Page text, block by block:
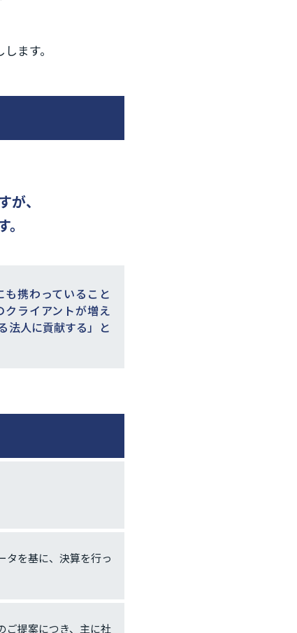
ます。
、
携わっていること
ライアントが増え
法人に貢献する」と
タを基に、決算を行っ
ご提案につき、主に社